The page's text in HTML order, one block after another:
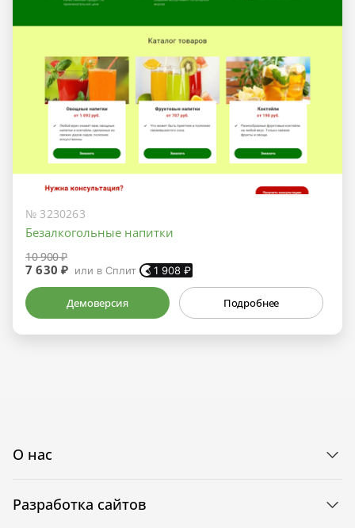
№ 3230263
Безалкогольные напитки
10 900 ₽
7 630 ₽ или в Сплит 1 908 ₽
Демоверсия Подробнее
О нас
Разработка сайтов